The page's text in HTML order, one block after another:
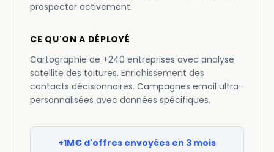
prospecter activement.
CE QU'ON A DÉPLOYÉ
Cartographie de +240 entreprises avec analyse
satellite des toitures. Enrichissement des
contacts décisionnaires. Campagnes email ultra-
personnalisées avec données spécifiques.
+1M€ d'offres envoyées en 3 mois